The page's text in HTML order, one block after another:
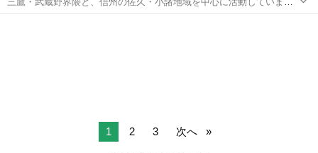
す。住まい探しから、暮らしや仕事について、実体験からのまちと田
1 2 3 次へ